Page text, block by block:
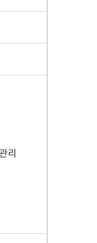
리